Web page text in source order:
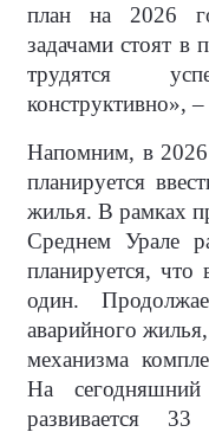
план на 2026
задачами стоят в
трудятся
конструктивно»,
Напомним, в 2026
планируется
жилья. В рамках
Среднем Урале
планируется, что
один.
аварийного
механизма
На
развивается